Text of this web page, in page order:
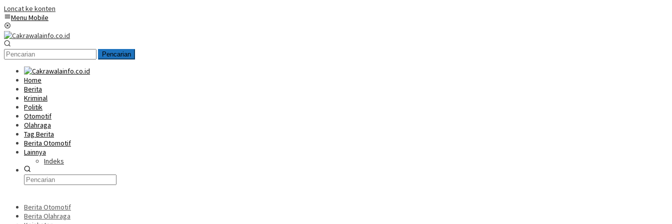
Loncat ke konten
Menu Mobile
Pencarian
Home
Berita
Kriminal
Politik
Otomotif
Olahraga
Tag Berita
Berita Otomotif
Lainnya
Indeks
Berita Otomotif
Berita Olahraga